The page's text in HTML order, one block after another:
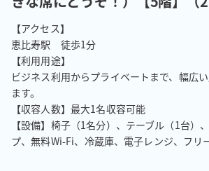
【アクセス】
恵比寿駅　徒歩1分
【利用用途】
ビジネス利用からプライベートまで、幅広
ます。
【収容人数】最大1名収容可能
【設備】椅子（1名分）、テーブル（1台）
プ、無料Wi-Fi、冷蔵庫、電子レンジ、フリ